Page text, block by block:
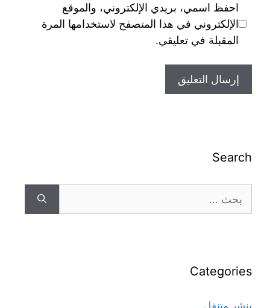
احفظ اسمي، بريدي الإلكتروني، والموقع
الإلكتروني في هذا المتصفح لاستخدامها المرة
المقبلة في تعليقي.
Search
Categories